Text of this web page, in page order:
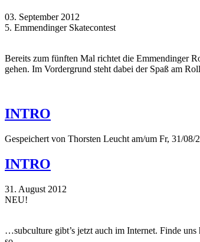
03. September 2012
5. Emmendinger Skatecontest
Bereits zum fünften Mal richtet die Emmendinger
gehen. Im Vordergrund steht dabei der Spaß am
INTRO
Gespeichert von Thorsten Leucht am/um Fr, 31/08/
INTRO
31. August 2012
NEU!
…subculture gibt’s jetzt auch im Internet. Finde